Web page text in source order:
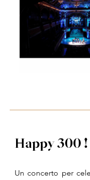
Happy 300 !
Un concerto per